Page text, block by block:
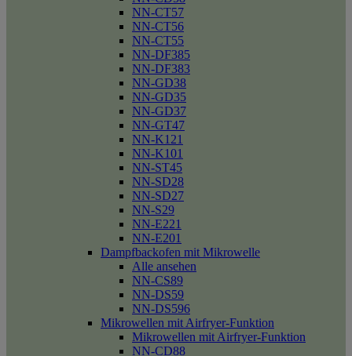
NN-CT57
NN-CT56
NN-CT55
NN-DF385
NN-DF383
NN-GD38
NN-GD35
NN-GD37
NN-GT47
NN-K121
NN-K101
NN-ST45
NN-SD28
NN-SD27
NN-S29
NN-E221
NN-E201
Dampfbackofen mit Mikrowelle
Alle ansehen
NN-CS89
NN-DS59
NN-DS596
Mikrowellen mit Airfryer-Funktion
Mikrowellen mit Airfryer-Funktion
NN-CD88